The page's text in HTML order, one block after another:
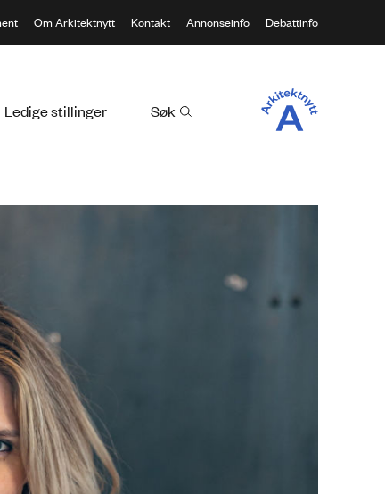
Om Arkitektnytt Kontakt Annonseinfo Debattinfo
Ledige stillinger Søk